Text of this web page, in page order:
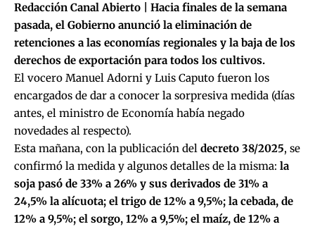
Redacción Canal Abierto |
Hacia finales de la semana
pasada, el Gobierno anunció la eliminación de
retenciones a las economías regionales y la baja de los
derechos de exportación para todos los cultivos.
El vocero Manuel Adorni y Luis Caputo fueron los
encargados de dar a conocer la sorpresiva medida (días
antes, el ministro de Economía había negado
novedades al respecto).
Esta mañana, con la publicación del decreto 38/2025, se
confirmó la medida y algunos detalles de la misma: la
soja pasó de 33% a 26% y sus derivados de 31% a
24,5% la alícuota; el trigo de 12% a 9,5%; la cebada, de
12% a 9,5%; el sorgo, 12% a 9,5%; el maíz, de 12% a